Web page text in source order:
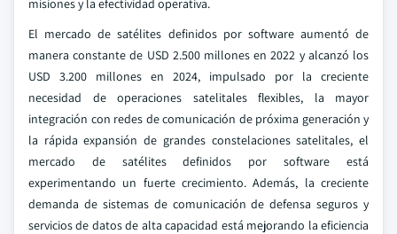
misiones y la efectividad operativa.
El mercado de satélites definidos por software aumentó de
manera constante de USD 2.500 millones en 2022 y alcanzó los
USD 3.200 millones en 2024, impulsado por la creciente
necesidad de operaciones satelitales flexibles, la mayor
integración con redes de comunicación de próxima generación y
la rápida expansión de grandes constelaciones satelitales, el
mercado de satélites definidos por software está
experimentando un fuerte crecimiento. Además, la creciente
demanda de sistemas de comunicación de defensa seguros y
servicios de datos de alta capacidad está mejorando la eficiencia